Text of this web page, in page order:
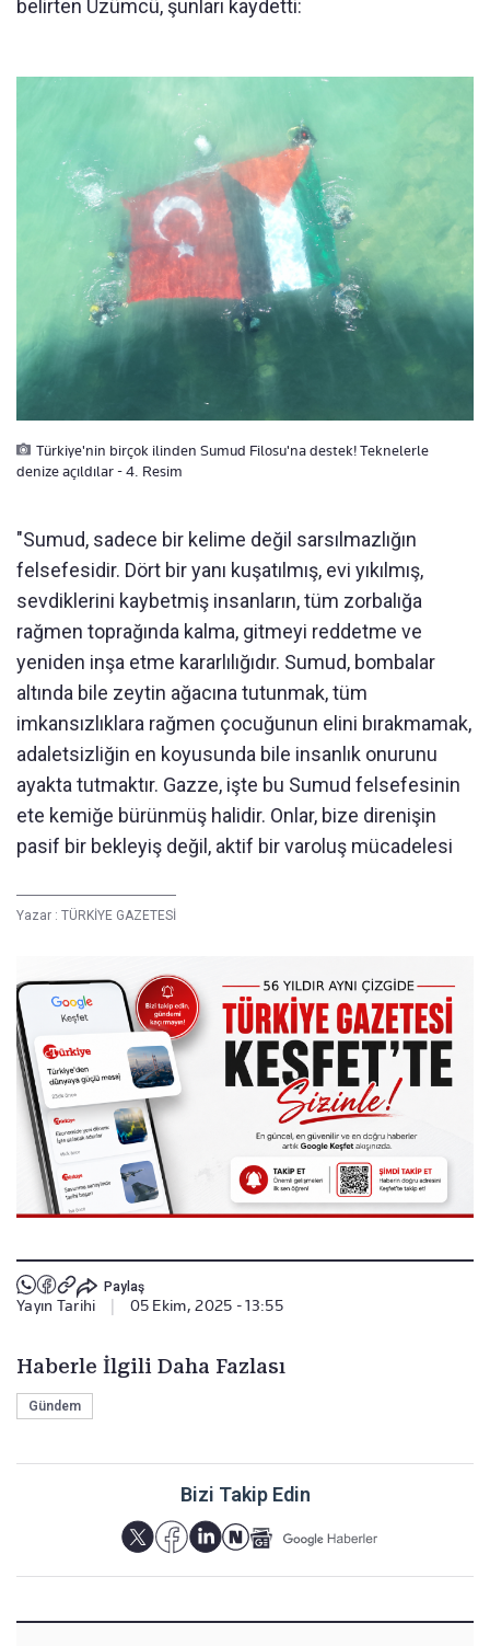
belirten Üzümcü, şunları kaydetti:
Türkiye'nin birçok ilinden Sumud Filosu'na destek! Teknelerle
denize açıldılar - 4. Resim
"Sumud, sadece bir kelime değil sarsılmazlığın
felsefesidir. Dört bir yanı kuşatılmış, evi yıkılmış,
sevdiklerini kaybetmiş insanların, tüm zorbalığa
rağmen toprağında kalma, gitmeyi reddetme ve
yeniden inşa etme kararlılığıdır. Sumud, bombalar
altında bile zeytin ağacına tutunmak, tüm
imkansızlıklara rağmen çocuğunun elini bırakmamak,
adaletsizliğin en koyusunda bile insanlık onurunu
ayakta tutmaktır. Gazze, işte bu Sumud felsefesinin
ete kemiğe bürünmüş halidir. Onlar, bize direnişin
pasif bir bekleyiş değil, aktif bir varoluş mücadelesi
Yazar : TÜRKİYE GAZETESİ
Paylaş
Yayın Tarihi 05 Ekim, 2025 - 13:55
Haberle İlgili Daha Fazlası
Gündem
Bizi Takip Edin